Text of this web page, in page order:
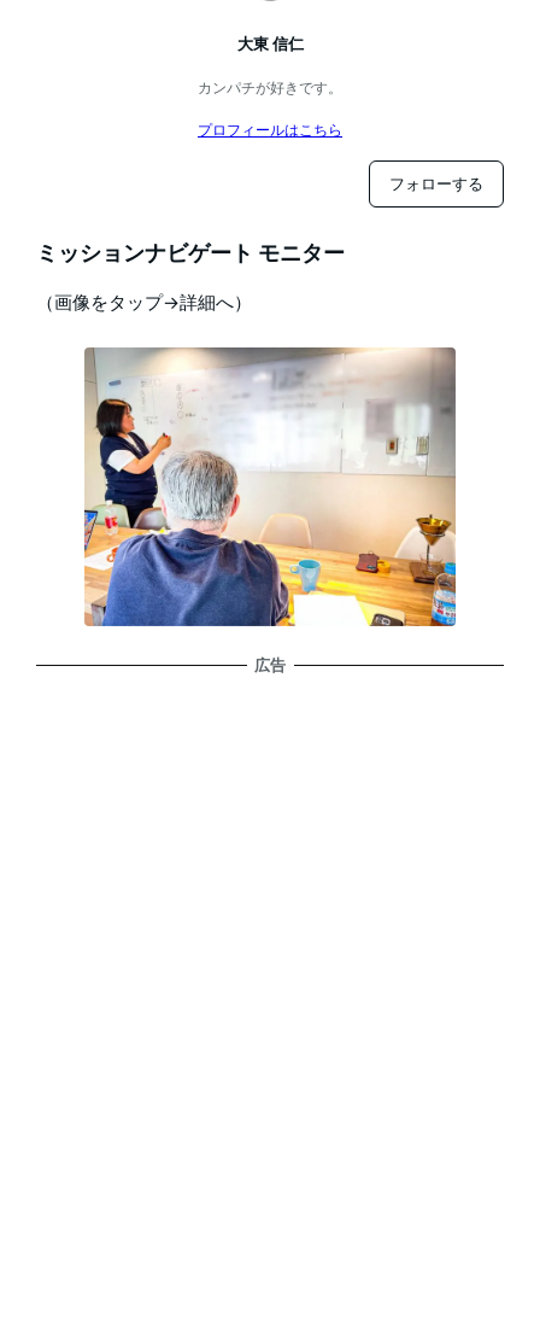
大東 信仁
カンパチが好きです。
プロフィールはこちら
フォローする
ミッションナビゲート モニター
（画像をタップ→詳細へ）
広告